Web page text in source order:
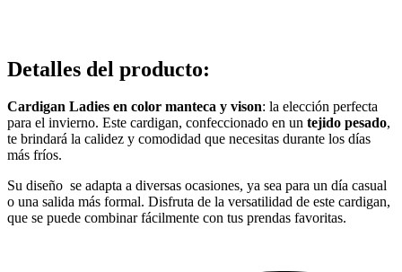
Detalles del producto:
Cardigan Ladies en color manteca y vison: la elección perfecta
para el invierno. Este cardigan, confeccionado en un tejido pesado,
te brindará la calidez y comodidad que necesitas durante los días
más fríos.
Su diseño se adapta a diversas ocasiones, ya sea para un día casual
o una salida más formal. Disfruta de la versatilidad de este cardigan,
que se puede combinar fácilmente con tus prendas favoritas.